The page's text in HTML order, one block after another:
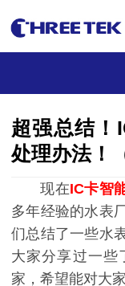
超强总结！
处理办法！
现在IC卡智
多年经验的水表
们总结了一些水
大家分享过一些
家，希望能对大